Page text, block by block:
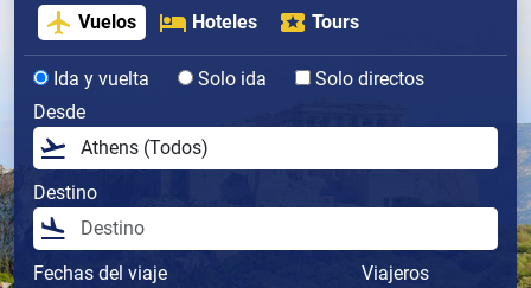
Vuelos Hoteles Tours
Ida y vuelta Solo ida
Solo directos
Desde
Destino
Fechas del viaje Viajeros